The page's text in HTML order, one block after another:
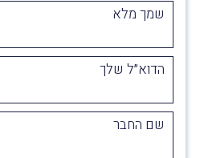
שמך מלא
הדוא״ל שלך
שם החבר